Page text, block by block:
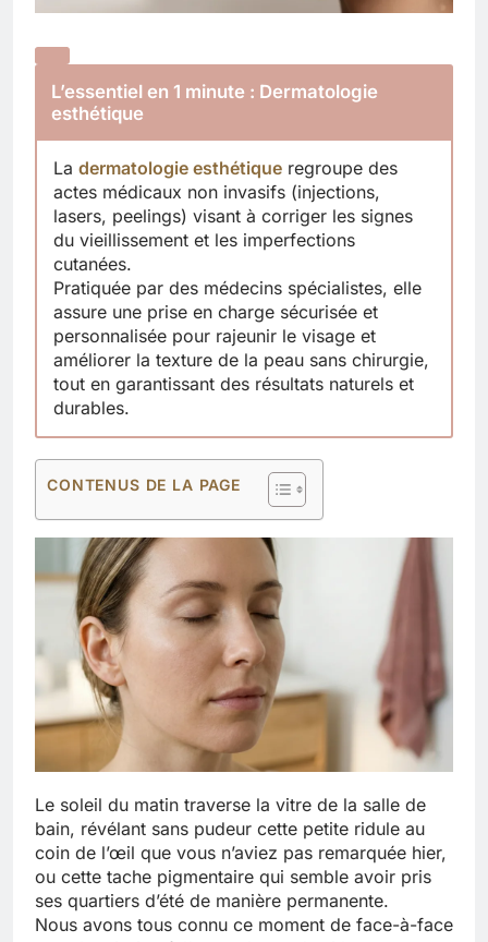
L’essentiel en 1 minute : Dermatologie
esthétique
La dermatologie esthétique regroupe des
actes médicaux non invasifs (injections,
lasers, peelings) visant à corriger les signes
du vieillissement et les imperfections
cutanées.
Pratiquée par des médecins spécialistes, elle
assure une prise en charge sécurisée et
personnalisée pour rajeunir le visage et
améliorer la texture de la peau sans chirurgie,
tout en garantissant des résultats naturels et
durables.
CONTENUS DE LA PAGE
Le soleil du matin traverse la vitre de la salle de
bain, révélant sans pudeur cette petite ridule au
coin de l’œil que vous n’aviez pas remarquée hier,
ou cette tache pigmentaire qui semble avoir pris
ses quartiers d’été de manière permanente.
Nous avons tous connu ce moment de face-à-face